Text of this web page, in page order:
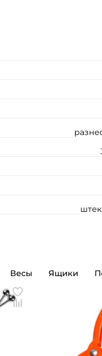
Весы Ящики